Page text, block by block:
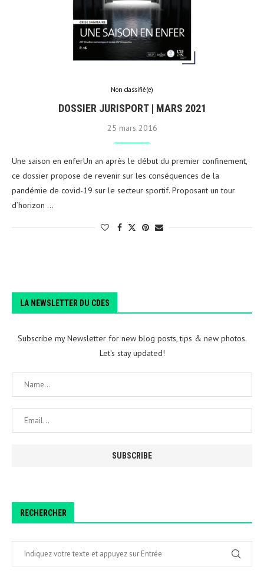
Non classifié(e)
DOSSIER JURISPORT | MARS 2021
25 mars 2016
Une saison en enferUn an après le début du premier confinement,
ce dossier propose de revenir sur les conséquences de la
pandémie de covid-19 sur le secteur sportif. Proposant un tour
d’horizon …
LA NEWSLETTER DU CDES
Subscribe my Newsletter for new blog posts, tips & new photos.
Let's stay updated!
RECHERCHER